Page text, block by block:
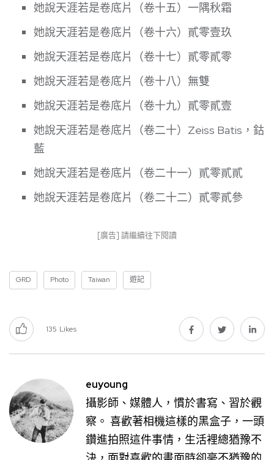
她說天涯若是卷底片（卷十五）一隅秋霜
她說天涯若是卷底片（卷十六）貳零壹玖
她說天涯若是卷底片（卷十七）貳零貳零
她說天涯若是卷底片（卷十八）無雙
她說天涯若是卷底片（卷十九）貳零貳壹
她說天涯若是卷底片（卷二十）Zeiss Batis，鈷
藍
她說天涯若是卷底片（卷二十一）貳零貳貳
她說天涯若是卷底片（卷二十二）貳零貳參
[廣告] 請繼續往下閱讀
GRD Photo Taiwan 遊記
135 Likes
euyoung
攝影師、媒體人，慣於書寫、習於觀
察。 喜歡著相機這樣的黑盒子，一頭
鑽進拍照這件事情，生活裡總猶豫不